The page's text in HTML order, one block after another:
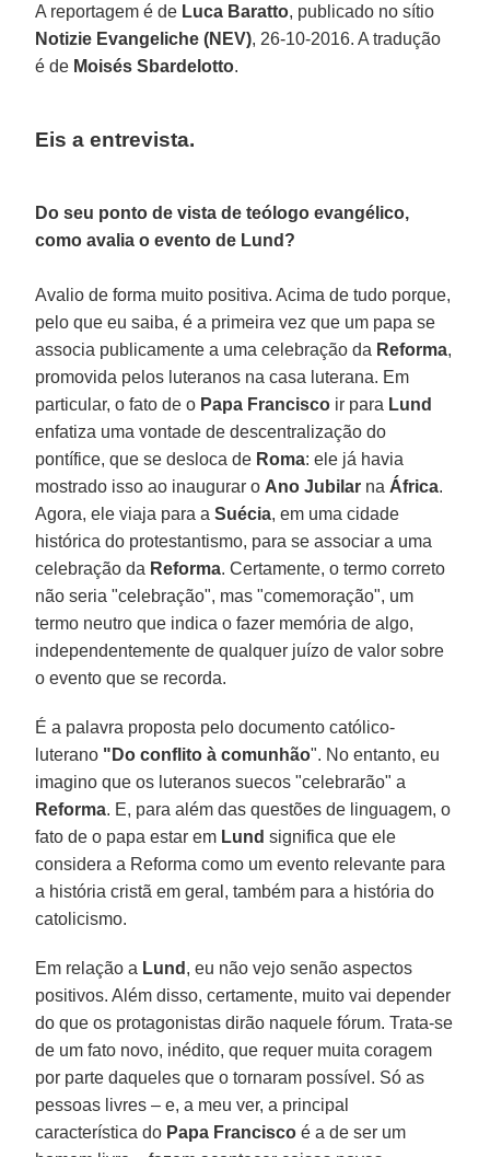
A reportagem é de Luca Baratto, publicado no sítio
Notizie Evangeliche (NEV), 26-10-2016. A tradução
é de Moisés Sbardelotto.
Eis a entrevista.
Do seu ponto de vista de teólogo evangélico,
como avalia o evento de Lund?
Avalio de forma muito positiva. Acima de tudo porque,
pelo que eu saiba, é a primeira vez que um papa se
associa publicamente a uma celebração da Reforma,
promovida pelos luteranos na casa luterana. Em
particular, o fato de o Papa Francisco ir para Lund
enfatiza uma vontade de descentralização do
pontífice, que se desloca de Roma: ele já havia
mostrado isso ao inaugurar o Ano Jubilar na África.
Agora, ele viaja para aSuécia, em uma cidade
histórica do protestantismo, para se associar a uma
celebração da Reforma. Certamente, o termo correto
não seria "celebração", mas "comemoração", um
termo neutro que indica o fazer memória de algo,
independentemente de qualquer juízo de valor sobre
o evento que se recorda.
É a palavra proposta pelo documento católico-
luterano "Do conflito à comunhão". No entanto, eu
imagino que os luteranos suecos "celebrarão" a
Reforma. E, para além das questões de linguagem, o
fato de o papa estar em Lund significa que ele
considera a Reforma como um evento relevante para
a história cristã em geral, também para a história do
catolicismo.
Em relação a Lund , eu não vejo senão aspectos
positivos. Além disso, certamente, muito vai depender
do que os protagonistas dirão naquele fórum. Trata-se
de um fato novo, inédito, que requer muita coragem
por parte daqueles que o tornaram possível. Só as
pessoas livres – e, a meu ver, a principal
característica do Papa Francisco é a de ser um